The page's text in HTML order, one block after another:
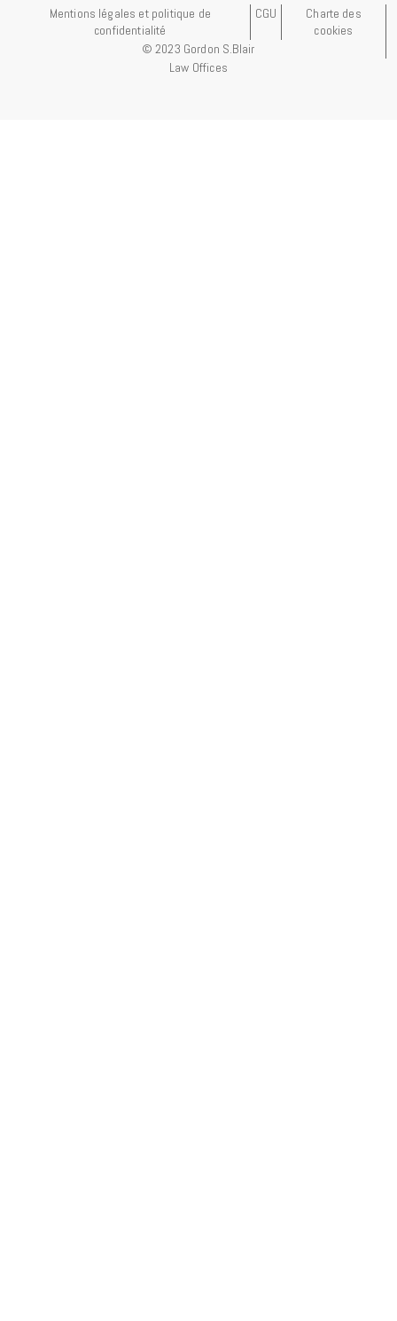
Mentions légales et politique de
confidentialité
CGU
Charte des
cookies
© 2023 Gordon S.Blair
Law Offices